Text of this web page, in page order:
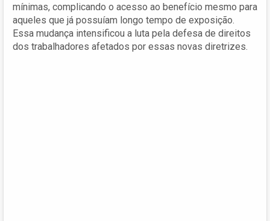
mínimas, complicando o acesso ao benefício mesmo para
aqueles que já possuíam longo tempo de exposição.
Essa mudança intensificou a luta pela defesa de direitos
dos trabalhadores afetados por essas novas diretrizes.